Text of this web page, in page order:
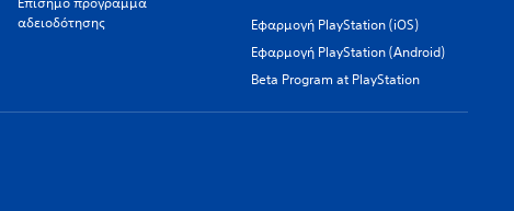
αδειοδότησης
Εφαρμογή PlayStation (iOS)
Εφαρμογή PlayStation (Android)
Beta Program at PlayStation